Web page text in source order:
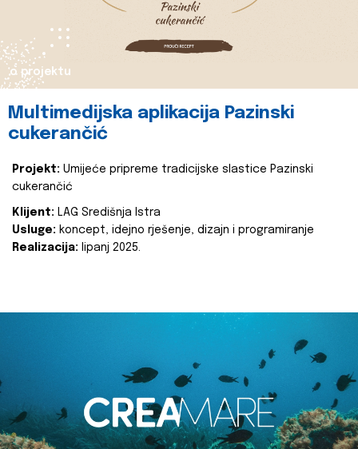
o projektu
Multimedijska aplikacija Pazinski
cukerančić
Projekt: Umijeće pripreme tradicijske slastice Pazinski
cukerančić
Klijent: LAG Središnja Istra
Usluge: koncept, idejno rješenje, dizajn i programiranje
Realizacija: lipanj 2025.